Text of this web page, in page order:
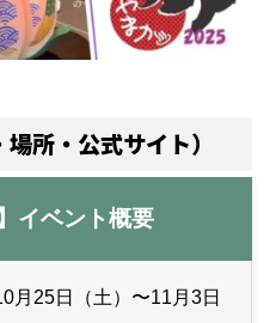
所・公式サイト）
イベント概要
月25日（土）〜11月3日